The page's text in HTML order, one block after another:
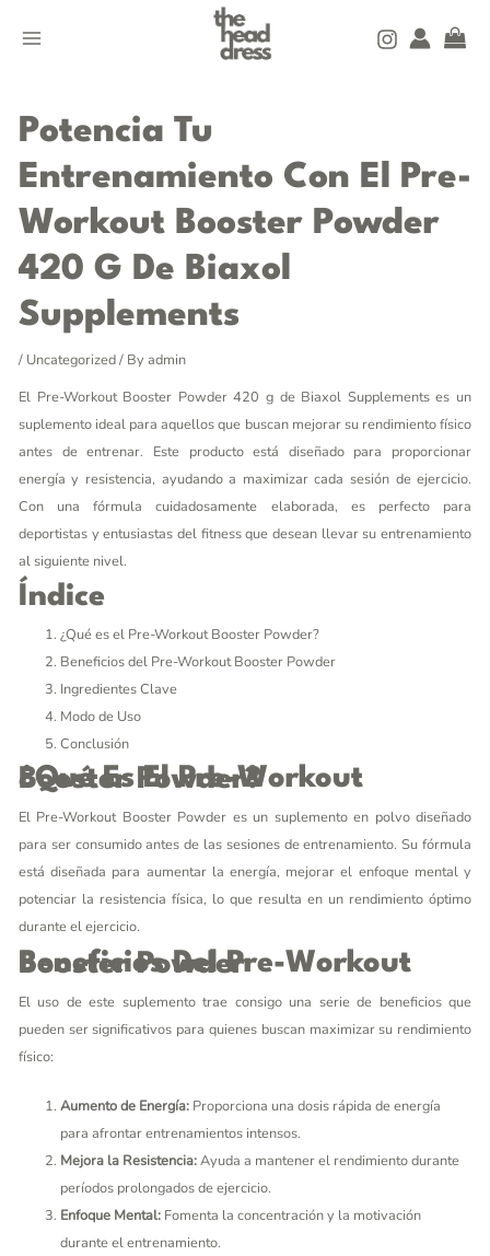
MENU
Potencia Tu
Entrenamiento Con El Pre-
Workout Booster Powder
420 G De Biaxol
Supplements
/ Uncategorized/ By admin
El Pre-Workout Booster Powder 420 g de Biaxol Supplements es un
suplemento ideal para aquellos que buscan mejorar su rendimiento físico
antes de entrenar. Este producto está diseñado para proporcionar
energía y resistencia, ayudando a maximizar cada sesión de ejercicio.
Con una fórmula cuidadosamente elaborada, es perfecto para
deportistas y entusiastas del fitness que desean llevar su entrenamiento
al siguiente nivel.
Índice
¿Qué es el Pre-Workout Booster Powder?
Beneficios del Pre-Workout Booster Powder
Ingredientes Clave
Modo de Uso
Conclusión
¿Qué Es El Pre-Workout Booster Powder?
El Pre-Workout Booster Powder es un suplemento en polvo diseñado
para ser consumido antes de las sesiones de entrenamiento. Su fórmula
está diseñada para aumentar la energía, mejorar el enfoque mental y
potenciar la resistencia física, lo que resulta en un rendimiento óptimo
durante el ejercicio.
Beneficios Del Pre-Workout Booster Powder
El uso de este suplemento trae consigo una serie de beneficios que
pueden ser significativos para quienes buscan maximizar su rendimiento
físico:
Aumento de Energía: Proporciona una dosis rápida de energía
para afrontar entrenamientos intensos.
Mejora la Resistencia:Ayuda a mantener el rendimiento durante
períodos prolongados de ejercicio.
Enfoque Mental: Fomenta la concentración y la motivación
durante el entrenamiento.
navigation